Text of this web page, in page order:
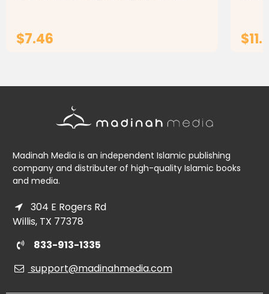
$7.46
Madinah Media is an independent Islamic publishing
company and distributer of high-quality Islamic books
and media.
304 E Rogers Rd
Willis, TX 77378
833-913-1335
support@madinahmedia.com